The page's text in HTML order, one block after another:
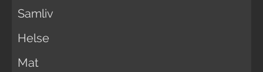
Samliv
Helse
Mat